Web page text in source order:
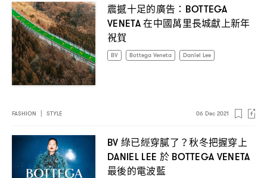
震撼十足的廣告 ：BOTTEGA
VENETA在中國萬里長城獻上新年
祝賀
BV Bottega Veneta Daniel Lee
FASHION STYLE 06 Dec 2021
BV 綠已經穿膩了 ？秋冬把握穿上
DANIEL LEE 於BOTTEGA VENETA
最後的電波藍